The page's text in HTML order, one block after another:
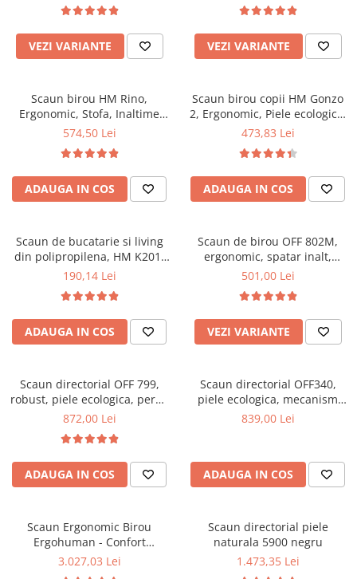
Mobilier hol
Mobila hol
Suporturi si rafturi pantofi
Pantofare
Seturi mobilier hol
Stender haine
Suport pentru umerase
Etajere
Cuiere
Mese gradinita
Scaune gradinita
Set mese si scaune gradinita
Mobila camera copii
Saltele patuturi copii
Paturi copii
Masa si scaune gradinita
Seturi comode living si dormitor
VEZI VARIANTE VEZI VARIANTE
Scaun birou HM Rino,
Ergonomic, Stofa, Inaltime
reglabila, Mecanism
cm, Gri
574,50 Lei
ADAUGA IN COS
Scaun birou copii HM Gonzo
2, Ergonomic, Piele ecologica,
Inaltime ajustabila, Mecanism
473,83 Lei
ADAUGA IN COS
Scaun de bucatarie si living
din polipropilena, HM K201,
ergonomic, baza lemn masiv,
100 kg, alb
190,14 Lei
ADAUGA IN COS
Scaun de birou OFF 802M,
ergonomic, spatar inalt,
mecanism balans, roti
501,00 Lei
VEZI VARIANTE
Scaun directorial OFF 799,
robust, piele ecologica, perne
duble, baza cromata,
872,00 Lei
ADAUGA IN COS
Scaun directorial OFF340,
piele ecologica, mecanism
balans, robust, rabatabil 180
839,00 Lei
ADAUGA IN COS
Scaun Ergonomic Birou
Ergohuman - Confort
Premium, Reglaje Inteligente
3.027,03 Lei
Scaun directorial piele
naturala 5900 negru
1.473,35 Lei